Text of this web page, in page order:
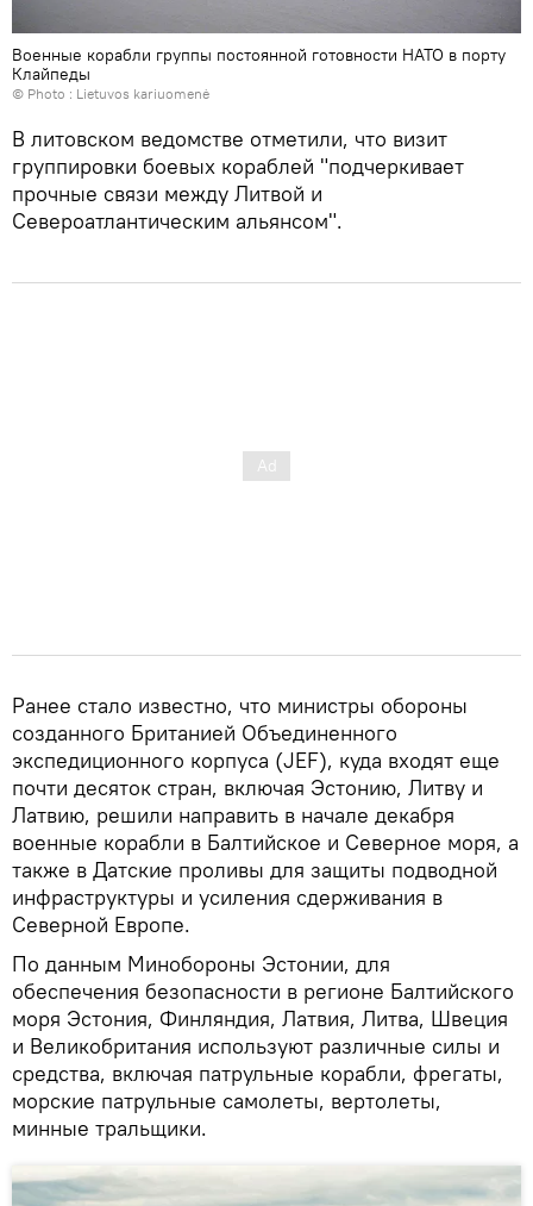
Военные корабли группы постоянной готовности НАТО в порту
Клайпеды
© Photo : Lietuvos kariuomenė
В литовском ведомстве отметили, что визит
группировки боевых кораблей "подчеркивает
прочные связи между Литвой и
Североатлантическим альянсом".
Ранее стало известно, что министры обороны
созданного Британией Объединенного
экспедиционного корпуса (JEF), куда входят еще
почти десяток стран, включая Эстонию, Литву и
Латвию, решили направить в начале декабря
военные корабли в Балтийское и Северное моря, а
также в Датские проливы для защиты подводной
инфраструктуры и усиления сдерживания в
Северной Европе.
По данным Минобороны Эстонии, для
обеспечения безопасности в регионе Балтийского
моря Эстония, Финляндия, Латвия, Литва, Швеция
и Великобритания используют различные силы и
средства, включая патрульные корабли, фрегаты,
морские патрульные самолеты, вертолеты,
минные тральщики.